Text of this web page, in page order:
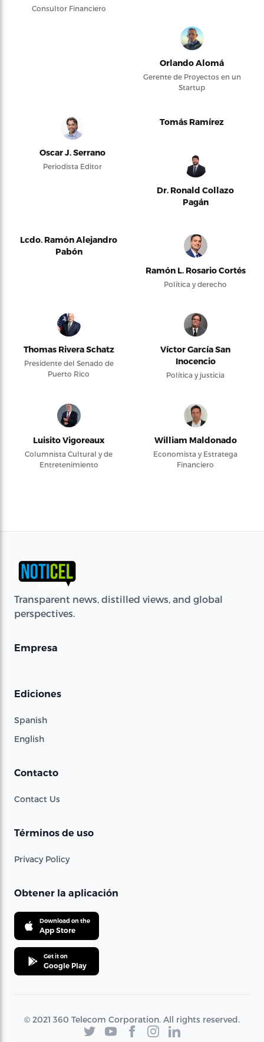
Consultor Financiero
Orlando Alomá
Gerente de Proyectos en un
Startup
Oscar J. Serrano
Periodista Editor
Tomás Ramírez
Dr. Ronald Collazo
Pagán
Lcdo. Ramón Alejandro
Pabón
Ramón L. Rosario Cortés
Política y derecho
Thomas Rivera Schatz
Presidente del Senado de
Puerto Rico
Víctor García San
Inocencio
Política y justicia
Luisito Vigoreaux
Columnista Cultural y de
Entretenimiento
William Maldonado
Economista y Estratega
Financiero
Transparent news, distilled views, and global
perspectives.
Empresa
Ediciones
Spanish
English
Contacto
Contact Us
Términos de uso
Privacy Policy
Obtener la aplicación
Download on the
App Store
Get it on
Google Play
© 2021 360 Telecom Corporation. All rights reserved.